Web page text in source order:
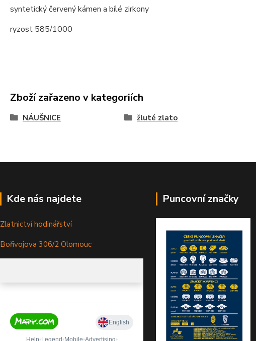
syntetický červený kámen a bílé zirkony
ryzost 585/1000
Zboží zařazeno v kategoriích
NÁUŠNICE žluté zlato
Kde nás najdete
Zlatnictví hodinářství
Bořivojova 306/2 Olomouc
Puncovní značky